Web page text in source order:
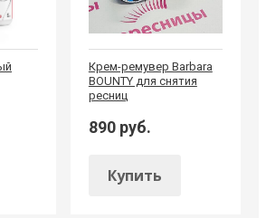
Крем-ремувер Barbara
BOUNTY для снятия
ресниц
890 руб.
Купить